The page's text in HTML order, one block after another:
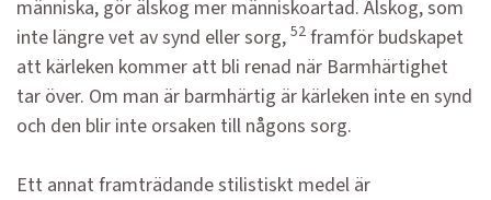
människa, gör älskog mer människoartad. Älskog, som
inte längre vet av synd eller sorg, 52 framför budskapet
att kärleken kommer att bli renad när Barmhärtighet
tar över. Om man är barmhärtig är kärleken inte en synd
och den blir inte orsaken till någons sorg.
Ett annat framträdande stilistiskt medel är